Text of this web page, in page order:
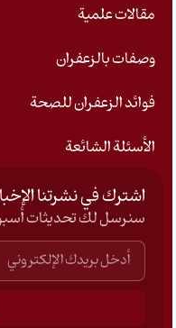
مقالات علمية
وصفات بالزعفران
فوائد الزعفران للصحة
الأسئلة الشائعة
اشترك في نشرتنا
سنرسل لك تحديثات